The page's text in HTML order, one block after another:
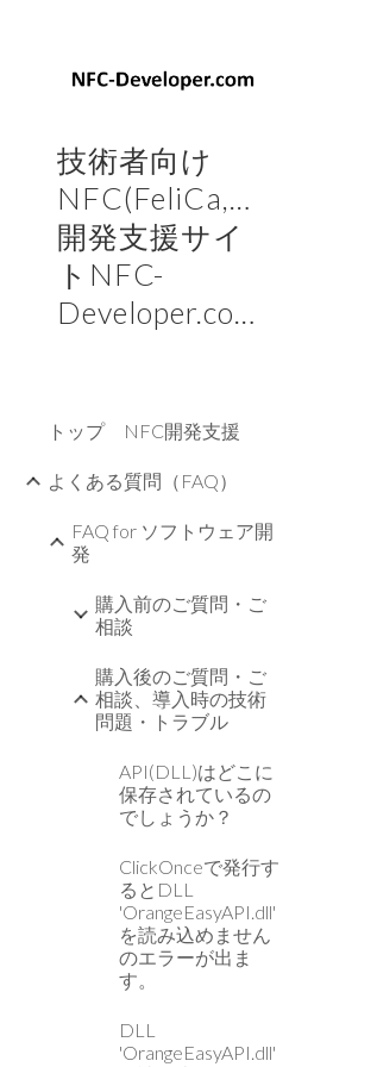
技術者向け
NFC(FeliCa,Mifare)
開発支援サイ
トNFC-
Developer.com
トップ NFC開発支援
よくある質問（FAQ）
FAQ for ソフトウェア開
発
購入前のご質問・ご
相談
購入後のご質問・ご
相談、導入時の技術
問題・トラブル
API(DLL)はどこに
保存されているの
でしょうか？
ClickOnceで発行す
るとDLL
'OrangeEasyAPI.dll'
を読み込めません
のエラーが出ま
す。
DLL
'OrangeEasyAPI.dll'